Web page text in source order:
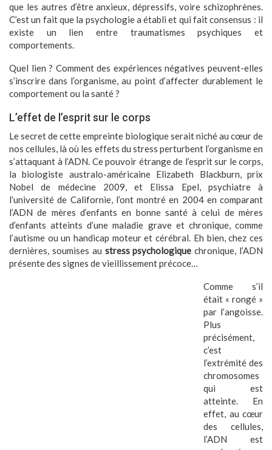
que les autres d’être anxieux, dépressifs, voire schizophrènes.
C’est un fait que la psychologie a établi et qui fait consensus : il
existe un lien entre traumatismes psychiques et
comportements.
Quel lien ? Comment des expériences négatives peuvent-elles
s’inscrire dans l’organisme, au point d’affecter durablement le
comportement ou la santé ?
L’effet de l’esprit sur le corps
Le secret de cette empreinte biologique serait niché au cœur de
nos cellules, là où les effets du stress perturbent l’organisme en
s’attaquant à l’ADN. Ce pouvoir étrange de l’esprit sur le corps,
la biologiste australo-américaine Elizabeth Blackburn, prix
Nobel de médecine 2009, et Elissa Epel, psychiatre à
l’université de Californie, l’ont montré en 2004 en comparant
l’ADN de mères d’enfants en bonne santé à celui de mères
d’enfants atteints d’une maladie grave et chronique, comme
l’autisme ou un handicap moteur et cérébral. Eh bien, chez ces
dernières, soumises au stress psychologique chronique, l’ADN
présente des signes de vieillissement précoce…
Comme s’il
était « rongé »
par l’angoisse.
Plus
précisément,
c’est
l’extrémité des
chromosomes
qui est
atteinte. En
effet, au cœur
des cellules,
l’ADN est